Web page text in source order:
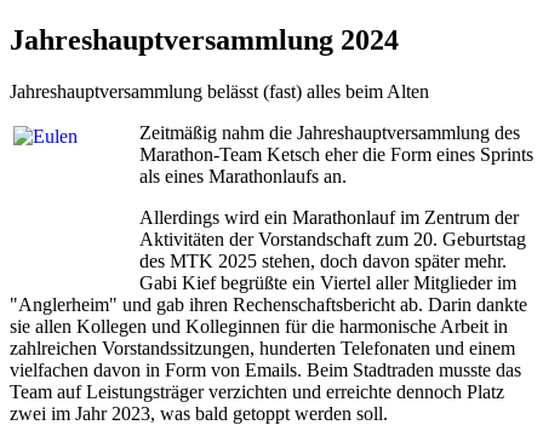
Jahreshauptversammlung 2024
Jahreshauptversammlung belässt (fast) alles beim Alten
Zeitmäßig nahm die Jahreshauptversammlung des
Marathon-Team Ketsch eher die Form eines Sprints
als eines Marathonlaufs an.
Allerdings wird ein Marathonlauf im Zentrum der
Aktivitäten der Vorstandschaft zum 20. Geburtstag
des MTK 2025 stehen, doch davon später mehr.
Gabi Kief begrüßte ein Viertel aller Mitglieder im
"Anglerheim" und gab ihren Rechenschaftsbericht ab. Darin dankte
sie allen Kollegen und Kolleginnen für die harmonische Arbeit in
zahlreichen Vorstandssitzungen, hunderten Telefonaten und einem
vielfachen davon in Form von Emails. Beim Stadtraden musste das
Team auf Leistungsträger verzichten und erreichte dennoch Platz
zwei im Jahr 2023, was bald getoppt werden soll.